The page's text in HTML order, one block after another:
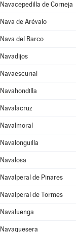
Navacepedilla de Corneja
Nava de Arévalo
Nava del Barco
Navadijos
Navaescurial
Navahondilla
Navalacruz
Navalmoral
Navalonguilla
Navalosa
Navalperal de Pinares
Navalperal de Tormes
Navaluenga
Navaquesera